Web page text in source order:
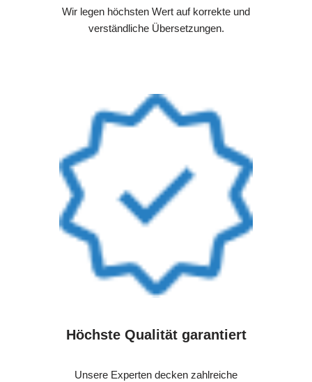
Wir legen höchsten Wert auf korrekte und
verständliche Übersetzungen.
Höchste Qualität garantiert
Unsere Experten decken zahlreiche